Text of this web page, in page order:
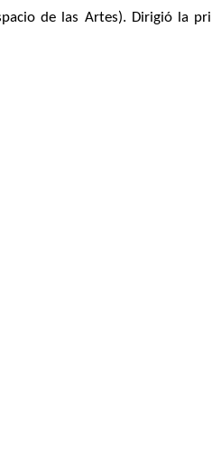
de las Artes). Dirigió la